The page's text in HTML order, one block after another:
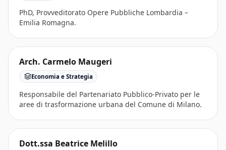
PhD, Provveditorato Opere Pubbliche Lombardia –
Emilia Romagna.
Arch. Carmelo Maugeri
Economia e Strategia
Responsabile del Partenariato Pubblico-Privato per le
aree di trasformazione urbana del Comune di Milano.
Dott.ssa Beatrice Melillo